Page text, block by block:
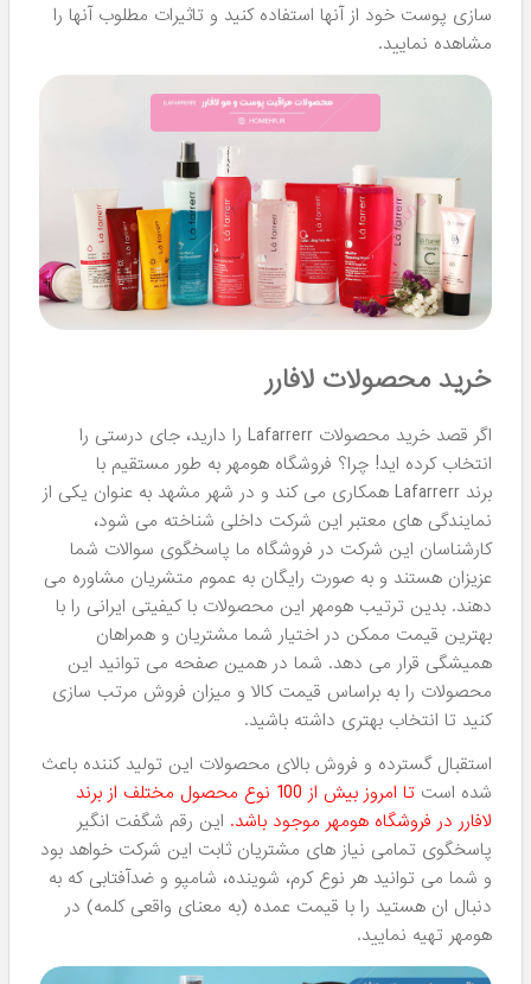
شوینده‌ها تنها مدل های ایرانی هستند که حاوی ماینوکسیدیل
هستند که به تفکیک مدل ها ساخته شده اند. این یعنی در
برندهای ایرانی دیگر هیچ نمونه مشابهی را مشاهده کردید، این
موضوع ارزش این دسته شوینده را افزایش می دهد. هومهر این
مدل ها را هم به طور کامل در سایت موجود کرده است.
دی دی کرم‌های مرغوب:هومهر جزء اولین فروشندگانی بود که
این کرم ها را موجود کرد و شما می توانید با خیال راحت این
دسته DDکرم را از هومهر خرید کنید.
میسلار واترهای مختلف برای انواع پوست:برای پاکسازی آرایش
صورت خود می توانید روی این محلول های قوی حساب کنید
چراکه واقعا جزء بهترین آرایش پاک کن های بازار آرایشی داخلی
هستند.